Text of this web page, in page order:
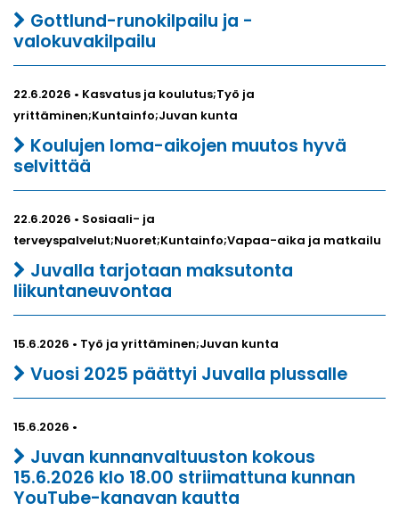
Gottlund-runokilpailu ja -
valokuvakilpailu
22.6.2026 • Kasvatus ja koulutus;Työ ja
yrittäminen;Kuntainfo;Juvan kunta
Koulujen loma-aikojen muutos hyvä
selvittää
22.6.2026 • Sosiaali- ja
terveyspalvelut;Nuoret;Kuntainfo;Vapaa-aika ja matkailu
Juvalla tarjotaan maksutonta
liikuntaneuvontaa
15.6.2026 • Työ ja yrittäminen;Juvan kunta
Vuosi 2025 päättyi Juvalla plussalle
15.6.2026 •
Juvan kunnanvaltuuston kokous
15.6.2026 klo 18.00 striimattuna kunnan
YouTube-kanavan kautta